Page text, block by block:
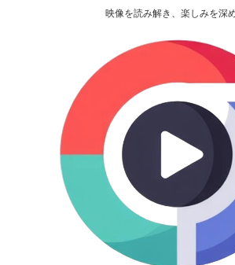
映像を読み解き、楽しみを深